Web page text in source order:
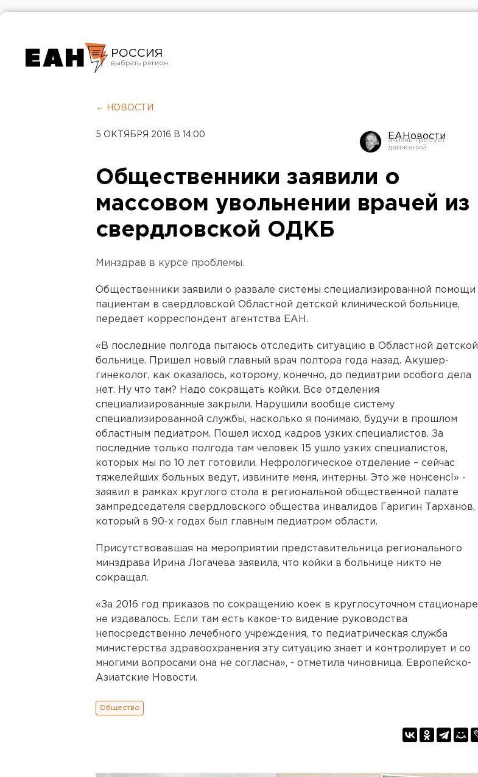
РОССИЯ
Челябинск
← НОВОСТИ
5 ОКТЯБРЯ 2016 В 14:00 ЕАНовости
Общественники заявили о
массовом увольнении врачей из
свердловской ОДКБ
Минздрав в курсе проблемы.
Общественники заявили о развале системы специализированной помощи
пациентам в свердловской Областной детской клинической больнице,
передает корреспондент агентства ЕАН.
«В последние полгода пытаюсь отследить ситуацию в Областной детской
больнице. Пришел новый главный врач полтора года назад. Акушер-
гинеколог, как оказалось, которому, конечно, до педиатрии особого дела
нет. Ну что там? Надо сокращать койки. Все отделения
специализированные закрыли. Нарушили вообще систему
специализированной службы, насколько я понимаю, будучи в прошлом
областным педиатром. Пошел исход кадров узких специалистов. За
последние только полгода там человек 15 ушло узких специалистов,
которых мы по 10 лет готовили. Нефрологическое отделение – сейчас
тяжелейших больных ведут, извините меня, интерны. Это же нонсенс!» -
заявил в рамках круглого стола в региональной общественной палате
зампредседателя свердловского общества инвалидов Гаригин Тарханов,
который в 90-х годах был главным педиатром области.
Присутствовавшая на мероприятии представительница регионального
минздрава Ирина Логачева заявила, что койки в больнице никто не
сокращал.
«За 2016 год приказов по сокращению коек в круглосуточном стационаре
не издавалось. Если там есть какое-то видение руководства
непосредственно лечебного учреждения, то педиатрическая служба
министерства здравоохранения эту ситуацию знает и контролирует и со
многими вопросами она не согласна», - отметила чиновница. Европейско-
Азиатские Новости.
Общество